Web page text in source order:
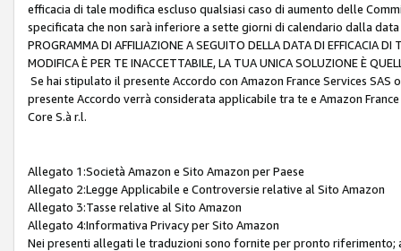
efficacia di tale modifica escluso qualsiasi caso di aumento delle
specificata che non sarà inferiore a sette giorni di calendario dalla data
PROGRAMMA DI AFFILIAZIONE A SEGUITO DELLA DATA DI EFFICACIA
MODIFICA È PER TE INACCETTABILE, LA TUA UNICA SOLUZIONE È
Se hai stipulato il presente Accordo con Amazon France Services
presente Accordo verrà considerata applicabile tra te e Amazon
Core S.à r.l.
Allegato 1:Società Amazon e Sito Amazon per Paese
Allegato 2:Legge Applicabile e Controversie relative al Sito Amazon
Allegato 3:Tasse relative al Sito Amazon
Allegato 4:Informativa Privacy per Sito Amazon
Nei presenti allegati le traduzioni sono fornite per pronto riferimento;